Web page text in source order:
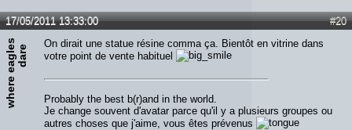
#20
17/05/2011 13:33:00
w
h
e
r
e
e
a
g
le
s
d
a
re
On dirait une statue résine comma ça. Bientôt en vitrine dans
votre point de vente habituel
Probably the best b(r)and in the world.
Je change souvent d'avatar parce qu'il y a plusieurs groupes ou
autres choses que j'aime, vous êtes prévenus